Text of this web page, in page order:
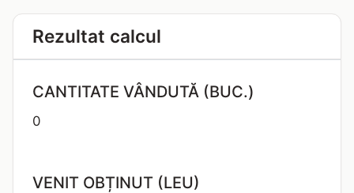
Rezultat calcul
CANTITATE VÂNDUTĂ (BUC.)
0
VENIT OBȚINUT (LEU)